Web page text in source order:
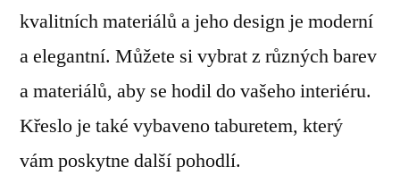
kvalitních materiálů a jeho design je moderní
a elegantní. Můžete si vybrat z různých barev
a materiálů, aby se hodil do vašeho interiéru.
Křeslo je také vybaveno taburetem, který
vám poskytne další pohodlí.